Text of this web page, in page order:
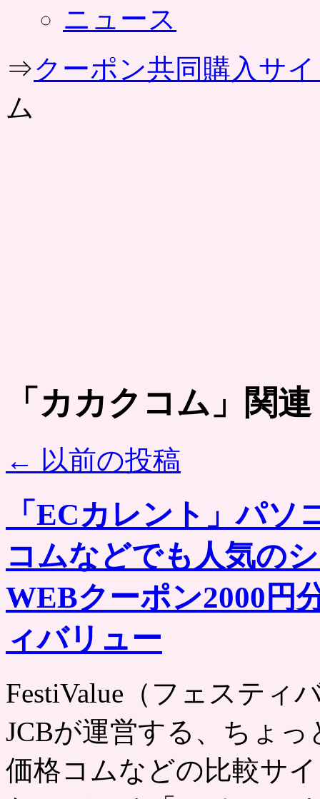
ニュース
⇒クーポン共同購入サ
ム
「 カカクコム 」関連
← 以前の投稿
「ECカレント」パソ
コムなどでも人気の
WEBクーポン2000円
ィバリュー
FestiValue（フェスティ
JCBが運営する、ちょ
価格コムなどの比較サ